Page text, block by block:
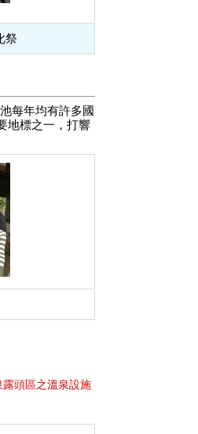
祭
每年均有許多國
地標之一，打響
頭區之溫泉設施